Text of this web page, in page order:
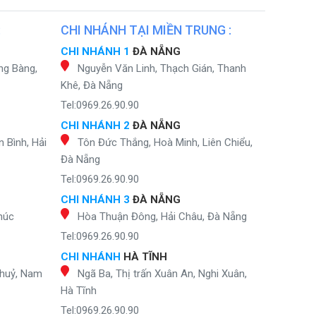
Bàng,
Bình, Hải
Nam
CHI NHÁNH TẠI MIỀN TRUNG :
CHI NHÁNH 1 ĐÀ NẴNG
Nguyễn Văn Linh, Thạch Gián, Thanh
Khê, Đà Nẵng
Tel:0969.26.90.90
CHI NHÁNH 2 ĐÀ NẴNG
Tôn Đức Thắng, Hoà Minh, Liên Chiểu,
Đà Nẵng
Tel:0969.26.90.90
CHI NHÁNH 3 ĐÀ NẴNG
Hòa Thuận Đông, Hải Châu, Đà Nẵng
Tel:0969.26.90.90
CHI NHÁNH HÀ TĨNH
Ngã Ba, Thị trấn Xuân An, Nghi Xuân,
Hà Tĩnh
Tel:0969.26.90.90